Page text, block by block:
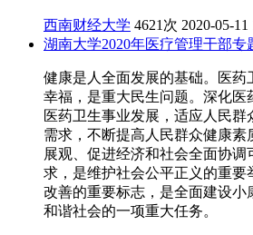
西南财经大学 4621次 2020-05-11
湖南大学2020年医疗管理干部专
健康是人全面发展的基础。医药
幸福，是重大民生问题。深化医
医药卫生事业发展，适应人民群
需求，不断提高人民群众健康素
展观、促进经济和社会全面协调
求，是维护社会公平正义的重要
改善的重要标志，是全面建设小
和谐社会的一项重大任务。